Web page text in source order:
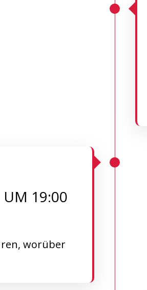
UM 19:00
worüber